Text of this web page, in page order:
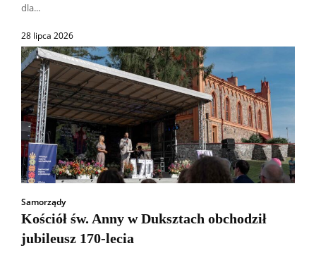
dla...
28 lipca 2026
Samorządy
Kościół św. Anny w Duksztach obchodził
jubileusz 170-lecia